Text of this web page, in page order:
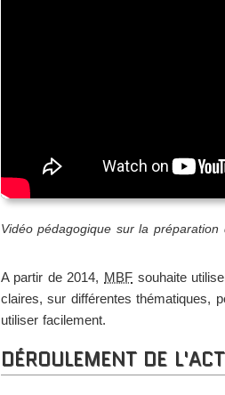
Vidéo pédagogique sur la
A partir de 2014, MBF souhaite
claires, sur différentes thématiques,
utiliser facilement.
DÉROULEMENT DE